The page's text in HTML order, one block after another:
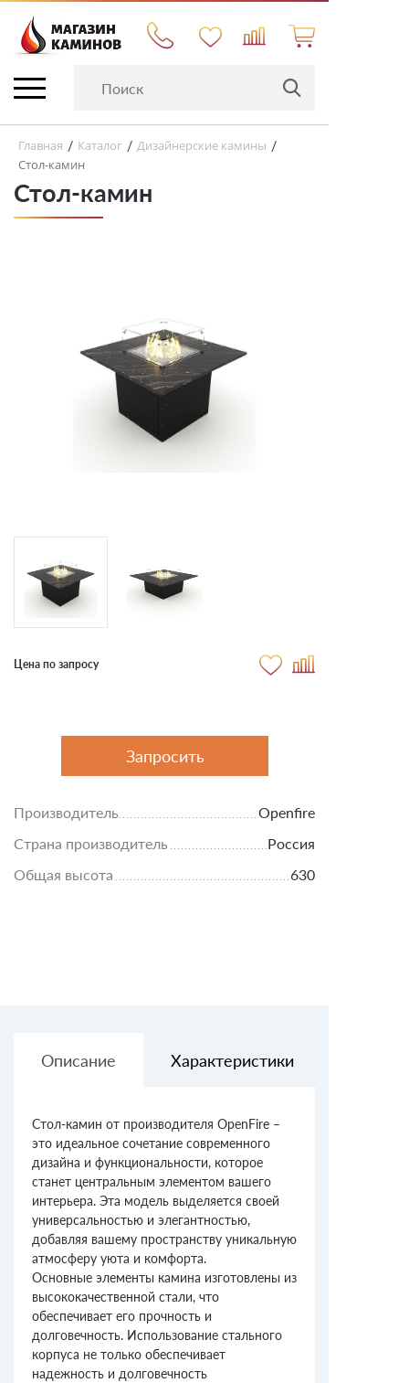
Главная / Каталог / Дизайнерские камины /
Стол-камин
Стол-камин
Цена по запросу
Запросить
Производитель
Openfire
Страна производитель
Россия
Общая высота
630
Описание Характеристики
Стол-камин от производителя OpenFire –
это идеальное сочетание современного
дизайна и функциональности, которое
станет центральным элементом вашего
интерьера. Эта модель выделяется своей
универсальностью и элегантностью,
добавляя вашему пространству уникальную
атмосферу уюта и комфорта.
Основные элементы камина изготовлены из
высококачественной стали, что
обеспечивает его прочность и
долговечность. Использование стального
корпуса не только обеспечивает
надежность и долговечность